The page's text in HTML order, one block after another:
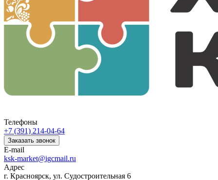
Телефоны
+7 (391) 214-04-64
Заказать звонок
E-mail
ksk-market@igcmail.ru
Адрес
г. Красноярск, ул. Судостроительная 6